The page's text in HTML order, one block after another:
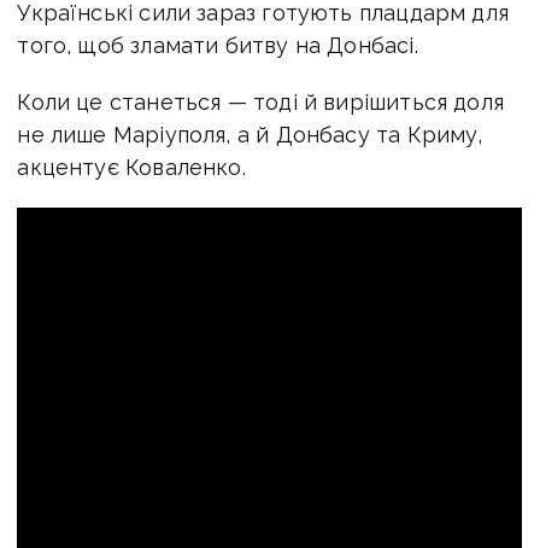
Українські сили зараз готують плацдарм для
того, щоб зламати битву на Донбасі.
Коли це станеться — тоді й вирішиться доля
не лише Маріуполя, а й Донбасу та Криму,
акцентує Коваленко.